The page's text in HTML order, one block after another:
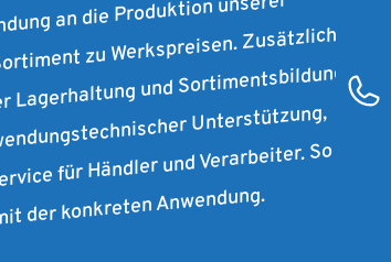
an die Produktion unserer
zu Werkspreisen. Zusätzlich
und Sortimentsbildung
Unterstützung,
für Händler und Verarbeiter. So
der konkreten Anwendung.